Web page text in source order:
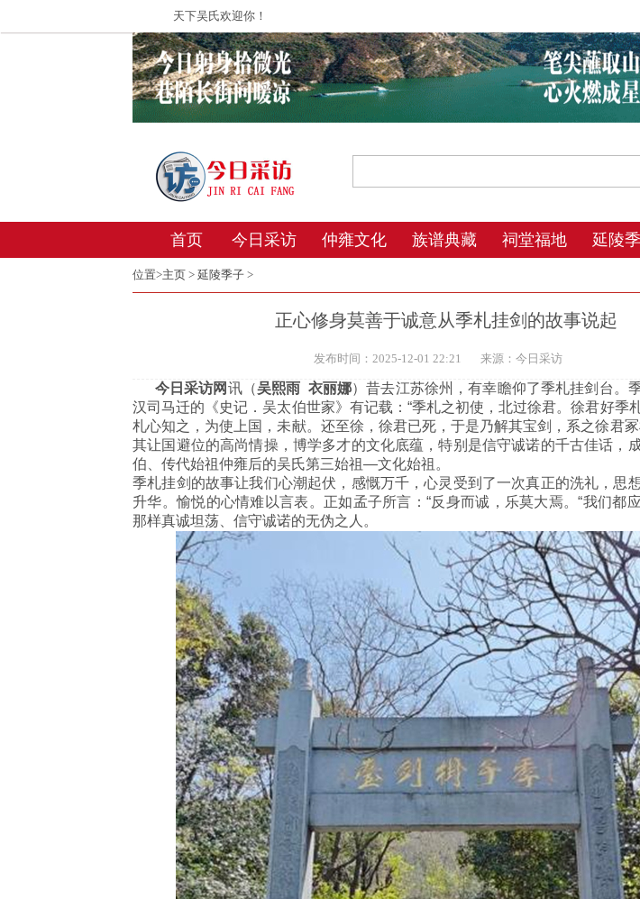
天下吴氏欢迎你！
2026年8月9日 11:15 星
首页 今日采访 仲雍文化 族谱典藏 祠堂福地 延陵
位置>主页 > 延陵季子 >
正心修身莫善于诚意从季札挂剑的故事说起
发布时间：2025-12-01 22:21 来源：今日采访
今日采访网 讯（吴熙雨 衣丽娜）昔去江苏徐州，有幸瞻仰了季札挂剑台。
汉司马迁的《史记．吴太伯世家》有记载：“季札之初使，北过徐君。徐君好季
札心知之，为使上国，未献。还至徐，徐君已死，于是乃解其宝剑，系之徐君
其让国避位的高尚情操，博学多才的文化底蕴，特别是信守诚诺的千古佳话，
伯、传代始祖仲雍后的吴氏第三始祖—文化始祖。
季札挂剑的故事让我们心潮起伏，感慨万千，心灵受到了一次真正的洗礼，思
升华。愉悦的心情难以言表。正如孟子所言：“反身而诚，乐莫大焉。“我们都
那样真诚坦荡、信守诚诺的无伪之人。